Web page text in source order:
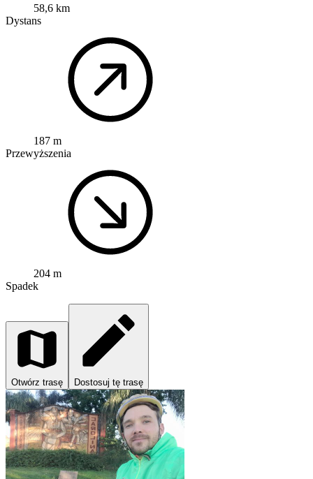
58,6 km
Dystans
187 m
Przewyższenia
204 m
Spadek
Otwórz trasę Dostosuj tę trasę